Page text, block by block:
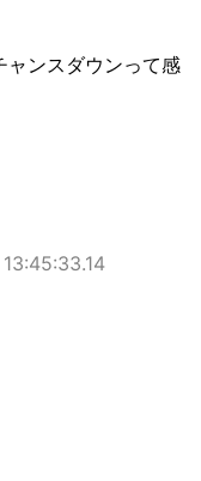
ャンスダウンって感